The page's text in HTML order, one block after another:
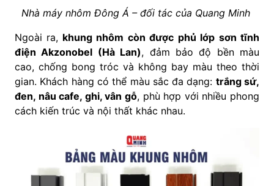
Nhà máy nhôm Đông Á – đối tác của Quang Minh
Ngoài ra, khung nhôm còn được phủ lớp sơn tĩnh
điện Akzonobel (Hà Lan), đảm bảo độ bền màu
cao, chống bong tróc và không bay màu theo thời
gian. Khách hàng có thể màu sắc đa dạng: trắng sứ,
đen, nâu cafe, ghi, vân gỗ, phù hợp với nhiều phong
cách kiến trúc và nội thất khác nhau.